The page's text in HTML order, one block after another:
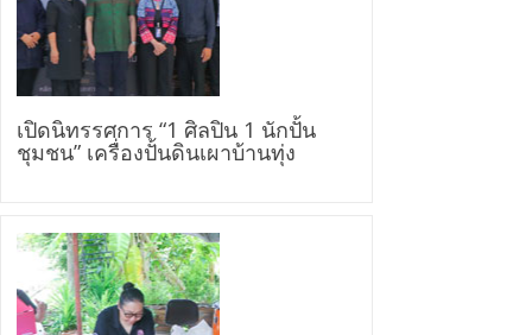
เปิดนิทรรศการ “1 ศิลปิน 1 นักปั้น
ชุมชน” เครื่องปั้นดินเผาบ้านทุ่ง